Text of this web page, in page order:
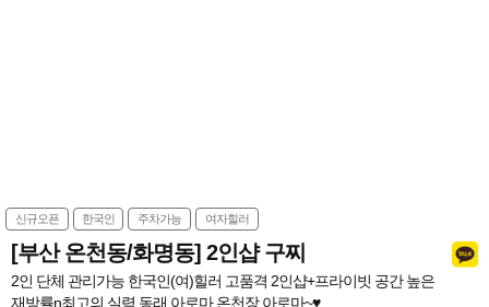
신규오픈 한국인 주차가능 여자힐러
[부산 온천동/화명동] 2인샵 구찌
2인 단체 관리가능 한국인(여)힐러 고품격 2인샵+프라이빗 공간 높은
재방률n최고의 실력 동래 아로마 온천장 아로마~♥